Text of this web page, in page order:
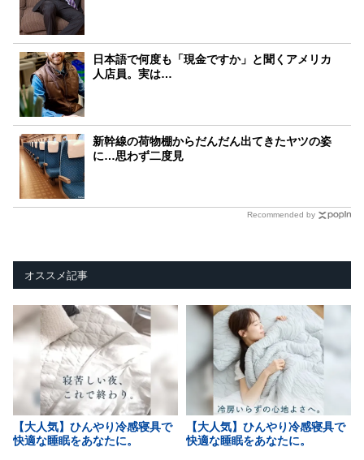
日本語で何度も「現金ですか」と聞くアメリカ
人店員。実は…
新幹線の荷物棚からだんだん出てきたヤツの姿
に…思わず二度見
Recommended by
オススメ記事
【大人気】ひんやり冷感寝具で
快適な睡眠をあなたに。
【大人気】ひんやり冷感寝具で
快適な睡眠をあなたに。